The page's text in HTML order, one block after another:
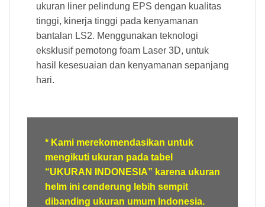
ukuran liner pelindung EPS dengan kualitas
tinggi, kinerja tinggi pada kenyamanan
bantalan LS2. Menggunakan teknologi
eksklusif pemotong foam Laser 3D, untuk
hasil kesesuaian dan kenyamanan sepanjang
hari.
* Kami merekomendasikan untuk
mengikuti ukuran pada tabel
“UKURAN INDONESIA” karena ukuran
helm ini cenderung lebih sempit
dibanding ukuran umum Indonesia.